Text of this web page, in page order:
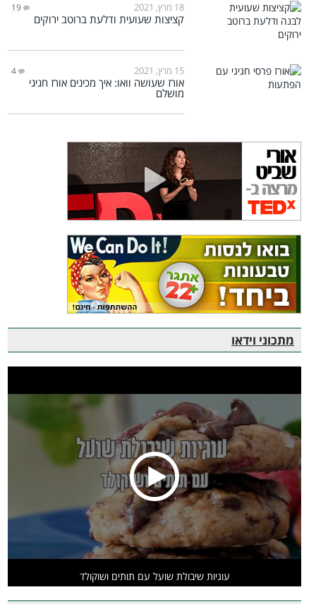
18 מרץ, 2021 19
קציצות שעועית ודלעת ברוטב ירוקים
15 מרץ, 2021 4
אורז שעושה וואו: איך מכינים אורז חגיגי
מושלם
מתכוני וידאו
עוגיות שיבולת שועל עם תותים ושוקולד